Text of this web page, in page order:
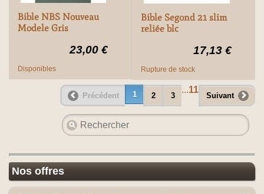
Bible NBS Nouveau
Modele Gris
23,00 €
Disponibles
Bible Segond 21 slim
reliée blc
17,13 €
Rupture de stock
Précédent 1 2 3
...11
Suivant
Nos offres